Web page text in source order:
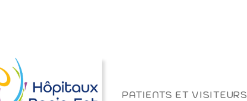
PATIENTS ET VISITEURS